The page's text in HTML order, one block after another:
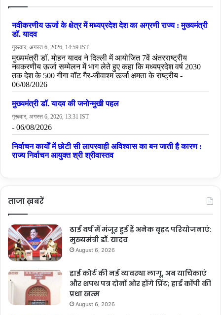
ताजा ख़बरें
ढाई वर्ष में मंजूर हुई हैं अनेक वृहद परियोजनाएं:
मुख्यमंत्री डॉ. यादव
August 6, 2026
हाई कोर्ट की नई व्यवस्था लागू, अब याचिकाएं
और शपथ पत्र दोनों ओर होंगे प्रिंट; हार्ड कॉपी की
प्रथा खत्म
August 6, 2026